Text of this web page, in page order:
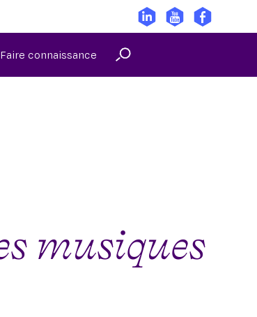
Faire connaissance
musiques